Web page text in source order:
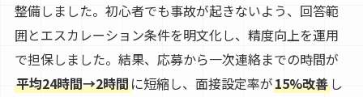
整備しました。初心者でも事故が起きないよう、回答範
囲とエスカレーション条件を明文化し、精度向上を運用
で担保しました。結果、応募から一次連絡までの時間が
平均24時間→2時間に短縮し、面接設定率が15%改善し